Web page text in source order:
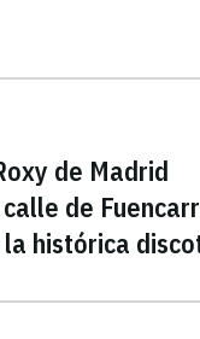
de Madrid
de
histórica